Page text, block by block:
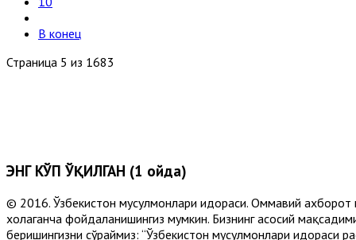
В конец
Страница 5 из 1683
ЭНГ КЎП ЎҚИЛГАН (1 ойда)
© 2016. Ўзбекистон мусулмонлари идораси. Оммавий ахборот
хоҳлаганча фойдаланишингиз мумкин. Бизнинг асосий
беришингизни сўраймиз: “Ўзбекистон мусулмонлари идораси